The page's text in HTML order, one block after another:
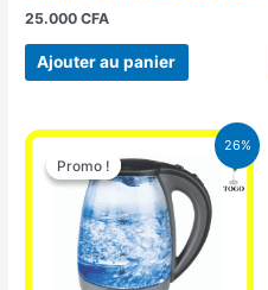
25.000CFA
Ajouter au panier
26%
Promo !
Promo !
Le
prix
initial
16.900 CFA.
Le
prix
actuel
est :
12.500 CFA.